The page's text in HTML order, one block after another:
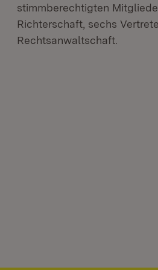
stimmberechtigten
Richterschaft, sechs
Rechtsanwaltschaft.